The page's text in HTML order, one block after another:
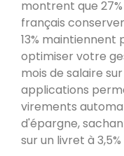
montrent que
français
13% maintiennent
optimiser votre
mois de salaire
applications
virements
d'épargne,
sur un livret à